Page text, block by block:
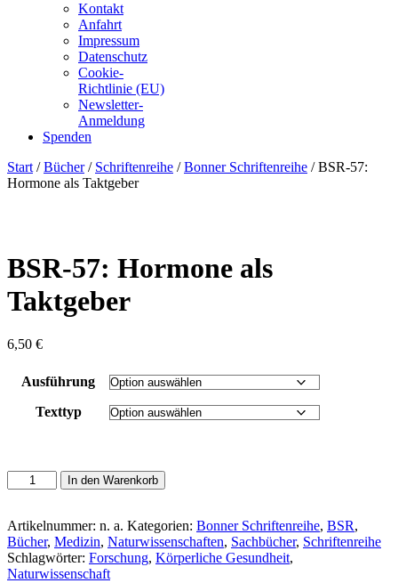
Kontakt
Anfahrt
Impressum
Datenschutz
Cookie-
Richtlinie (EU)
Newsletter-
Anmeldung
Spenden
Skip
to
Start /Bücher/ Schriftenreihe /Bonner Schriftenreihe / BSR-57:
Hormone als Taktgeber
BSR-57: Hormone als
Taktgeber
6,50 €
Ausführung
Texttyp
BSR-
57:
als
Taktgeber
Menge
In den Warenkorb
Artikelnummer: n. a. Kategorien: Bonner Schriftenreihe, BSR,
Bücher, Medizin, Naturwissenschaften, Sachbücher, Schriftenreihe
Schlagwörter: Forschung, Körperliche Gesundheit,
Naturwissenschaft